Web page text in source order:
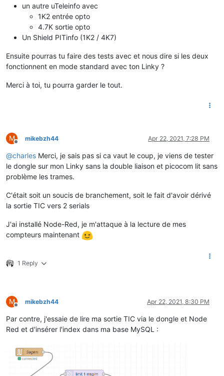
un autre uTeleinfo avec
1K2 entrée opto
4.7K sortie opto
Un Shield PITinfo (1K2 / 4K7)
Ensuite pourras tu faire des tests avec et nous dire si les deux
fonctionnent en mode standard avec ton Linky ?
Merci à toi, tu pourra garder le tout.
M
Offline
mikebzh44 Apr 22, 2021, 7:28 PM
@charles Merci, je sais pas si ca vaut le coup, je viens de tester
le dongle sur mon Linky sans la double liaison et picocom lit sans
problème les trames.
C'était soit un soucis de branchement, soit le fait d'avoir dérivé
la sortie TIC vers 2 serials
J'ai installé Node-Red, je m'attaque à la lecture de mes
compteurs maintenant
1 Reply
M
Offline
mikebzh44 Apr 22, 2021, 8:30 PM
Par contre, j'essaie de lire ma sortie TIC via le dongle et Node
Red et d'insérer l'index dans ma base MySQL :